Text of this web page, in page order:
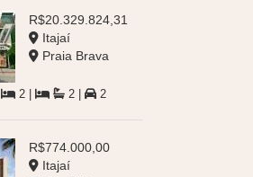
R$20.329.824,31
Itajaí
Praia Brava
2 | 2 | 2
R$774.000,00
Itajaí